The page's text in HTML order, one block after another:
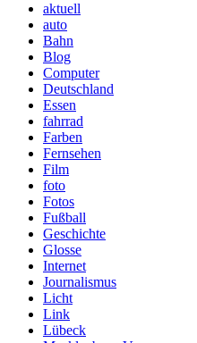
aktuell
auto
Bahn
Blog
Computer
Deutschland
Essen
fahrrad
Farben
Fernsehen
Film
foto
Fotos
Fußball
Geschichte
Glosse
Internet
Journalismus
Licht
Link
Lübeck